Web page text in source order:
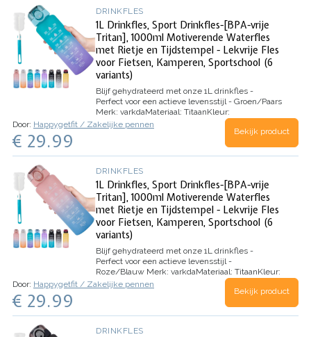
DRINKFLES
1L Drinkfles, Sport Drinkfles-[BPA-vrije
Tritan], 1000ml Motiverende Waterfles
met Rietje en Tijdstempel - Lekvrije Fles
voor Fietsen, Kamperen, Sportschool (6
variants)
Blijf gehydrateerd met onze 1L drinkfles -
Perfect voor een actieve levensstijl - Groen/Paars
Merk: varkdaMateriaal: TitaanKleur:
Geel/RozeCapaciteit:
Speciale
Door: Happygetfit / Zakelijke pennen
€ 29.99 Bekijk product
DRINKFLES
1L Drinkfles, Sport Drinkfles-[BPA-vrije
Tritan], 1000ml Motiverende Waterfles
met Rietje en Tijdstempel - Lekvrije Fles
voor Fietsen, Kamperen, Sportschool (6
variants)
Blijf gehydrateerd met onze 1L drinkfles -
Perfect voor een actieve levensstijl -
Roze/Blauw Merk: varkdaMateriaal: TitaanKleur:
Geel/RozeCapaciteit:
Speciale
Door: Happygetfit / Zakelijke pennen
€ 29.99 Bekijk product
DRINKFLES